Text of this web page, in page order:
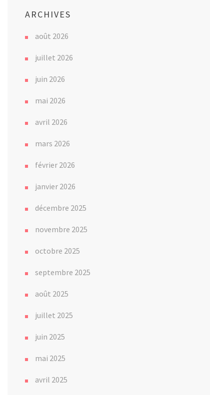
ARCHIVES
août 2026
juillet 2026
juin 2026
mai 2026
avril 2026
mars 2026
février 2026
janvier 2026
décembre 2025
novembre 2025
octobre 2025
septembre 2025
août 2025
juillet 2025
juin 2025
mai 2025
avril 2025